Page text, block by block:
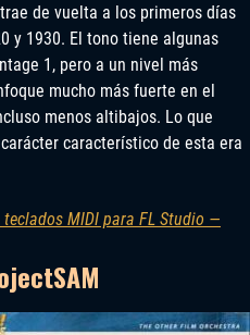
de vuelta a los primeros días
y 1930. El tono tiene algunas
1, pero a un nivel más
mucho más fuerte en el
menos altibajos. Lo que
característico de esta era
MIDI para FL Studio —